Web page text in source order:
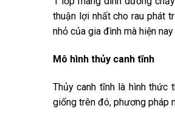
thuận lợi nhất cho rau phát
nhỏ của gia đình mà hiện
Mô hình thủy canh tĩnh
Thủy canh tĩnh là hình thức
giống trên đó, phương pháp